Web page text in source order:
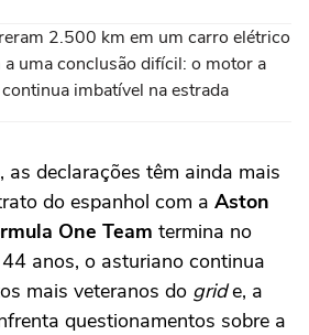
2.500 km em um carro elétrico
a uma conclusão difícil: o motor a
imbatível na estrada
as declarações têm ainda mais
do espanhol com a Aston
One Team termina no
anos, o asturiano continua
mais veteranos do gride, a
questionamentos sobre a